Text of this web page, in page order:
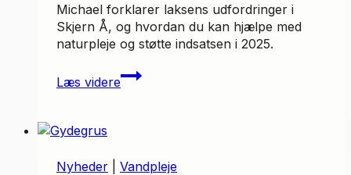
Michael forklarer laksens udfordringer i
Skjern Å, og hvordan du kan hjælpe med
naturpleje og støtte indsatsen i 2025.
Læs videre
TV
Vestjylland
Nyheder Vandpleje